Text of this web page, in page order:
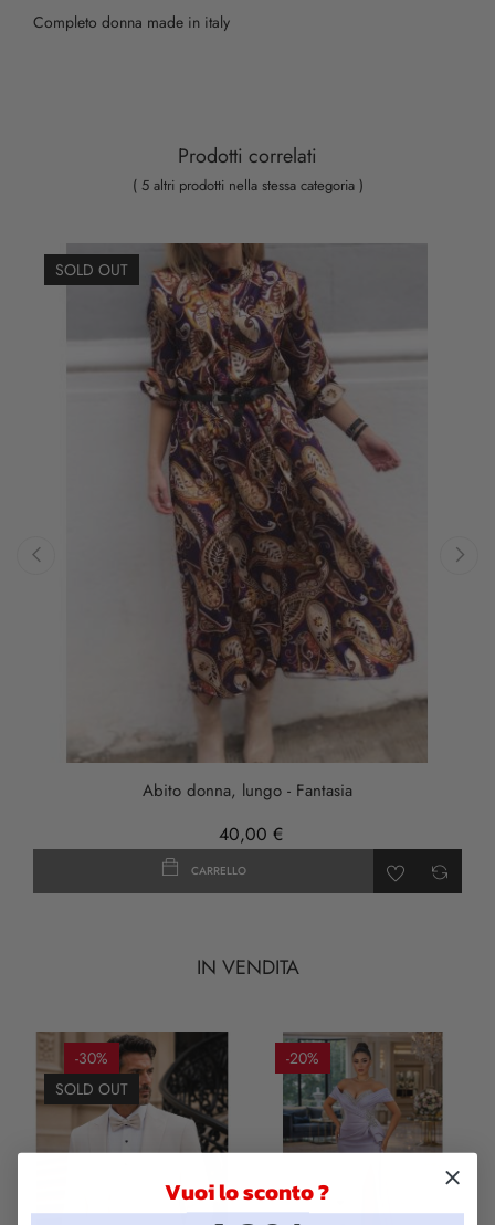
Completo donna made in italy
Prodotti correlati
( 5 altri prodotti nella stessa categoria )
SOLD OUT
Abito donna, lungo - Fantasia
40,00 €
CARRELLO
IN VENDITA
-30%
SOLD OUT
-20%
Vuoi lo sconto ?